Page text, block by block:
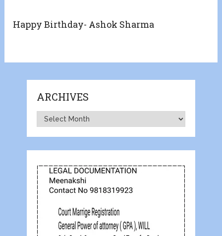
Happy Birthday- Ashok Sharma
ARCHIVES
Archives